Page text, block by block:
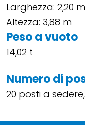
Larghezza: 2,20 m
Altezza: 3,88 m
Peso a vuoto
14,02 t
Numero di
20 posti a